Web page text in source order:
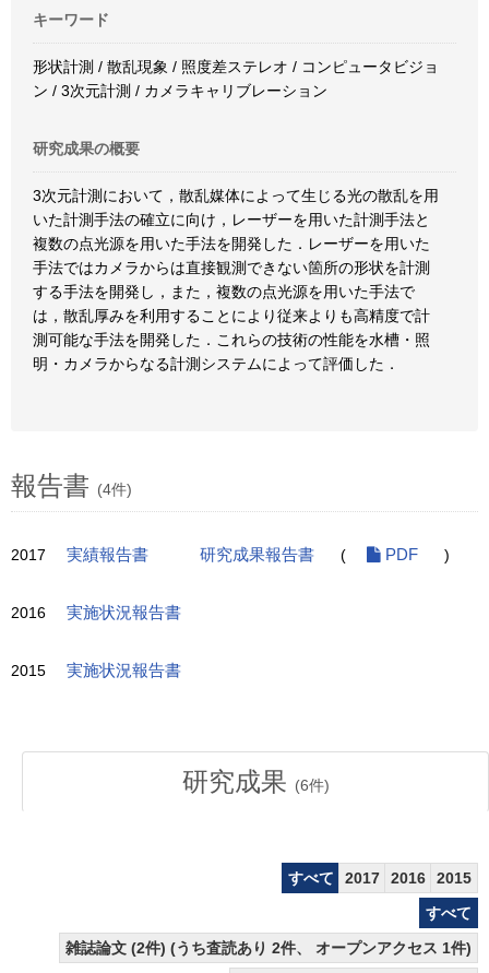
キーワード
形状計測 / 散乱現象 / 照度差ステレオ / コンピュータビジョ
ン / 3次元計測 / カメラキャリブレーション
研究成果の概要
3次元計測において，散乱媒体によって生じる光の散乱を用
いた計測手法の確立に向け，レーザーを用いた計測手法と
複数の点光源を用いた手法を開発した．レーザーを用いた
手法ではカメラからは直接観測できない箇所の形状を計測
する手法を開発し，また，複数の点光源を用いた手法で
は，散乱厚みを利用することにより従来よりも高精度で計
測可能な手法を開発した．これらの技術の性能を水槽・照
明・カメラからなる計測システムによって評価した．
報告書 (4件)
2017 実績報告書 研究成果報告書 ( PDF )
2016 実施状況報告書
2015 実施状況報告書
研究成果 (6件)
すべて 2017 2016
2015
すべて
雑誌論文 (2件) (うち査読あり 2件、 オープンアクセス 1件)